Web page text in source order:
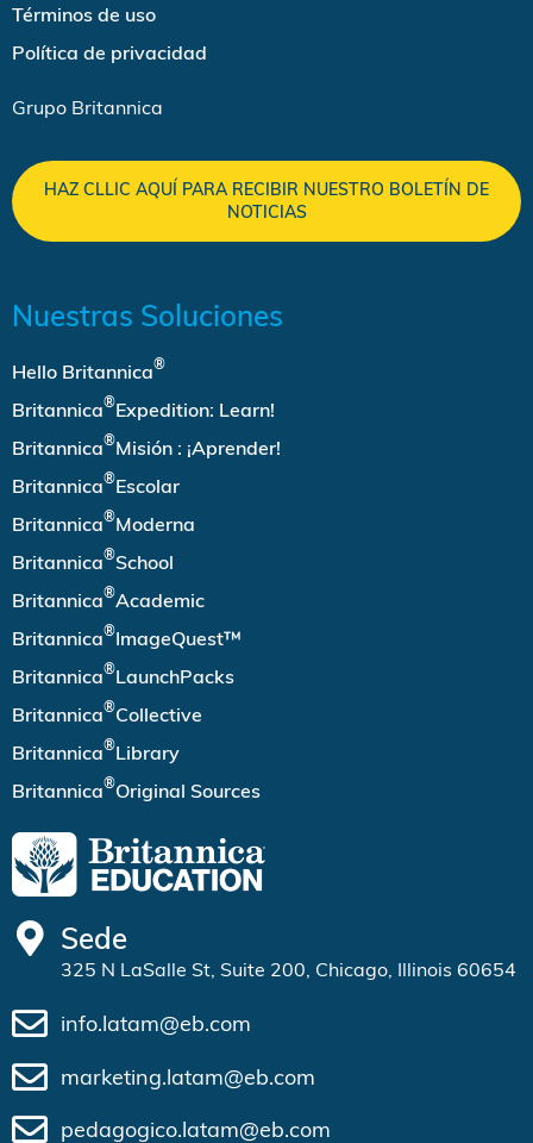
Sede
325 N LaSalle St, Suite 200, Chicago, Illinois 60654
info.latam@eb.com
marketing.latam@eb.com
pedagogico.latam@eb.com
Nuestras Soluciones
Hello Britannica®
Britannica®Expedition: Learn!
Britannica®Misión : ¡Aprender!
Britannica®Escolar
Britannica®Moderna
Britannica®School
Britannica®Academic
Britannica®ImageQuest™
Britannica®LaunchPacks
Britannica®Collective
Britannica®Library
Britannica®Original Sources
Términos de uso
Política de privacidad
Grupo Britannica
HAZ CLLIC AQUÍ PARA RECIBIR NUESTRO BOLETÍN DE
NOTICIAS